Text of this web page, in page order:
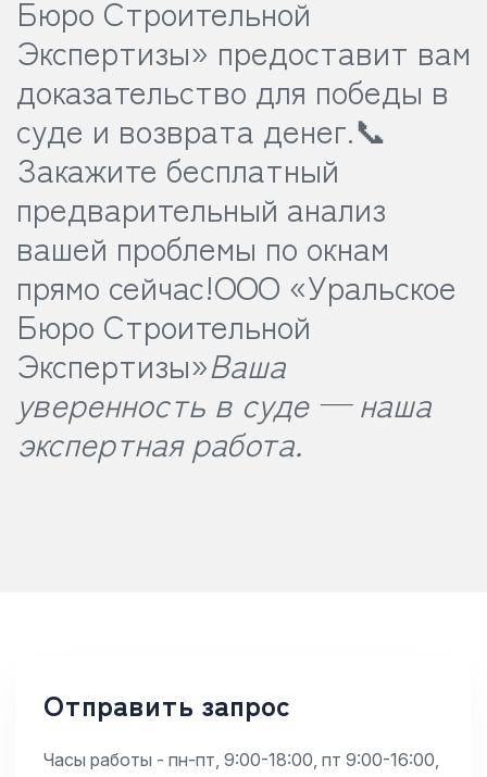
Бюро Строительной
Экспертизы» предоставит вам
доказательство для победы в
суде и возврата денег.📞
Закажите бесплатный
предварительный анализ
вашей проблемы по окнам
прямо сейчас!ООО «Уральское
Бюро Строительной
Экспертизы»Ваша
уверенность в суде — наша
экспертная работа.
Отправить запрос
Часы работы - пн-пт, 9:00-18:00, пт 9:00-16:00,